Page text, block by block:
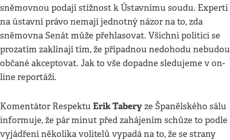
sněmovnou podají stížnost k Ústavnímu soudu. Experti
na ústavní právo nemají jednotný názor na to, zda
sněmovna Senát může přehlasovat. Všichni politici se
prozatím zaklínají tím, že případnou nedohodu nebudou
občané akceptovat. Jak to vše dopadne sledujeme v on-
line reportáži.
Komentátor Respektu Erik Taberyze Španělského sálu
informuje, že pár minut před zahájením schůze to podle
vyjádření několika volitelů vypadá na to, že se strany